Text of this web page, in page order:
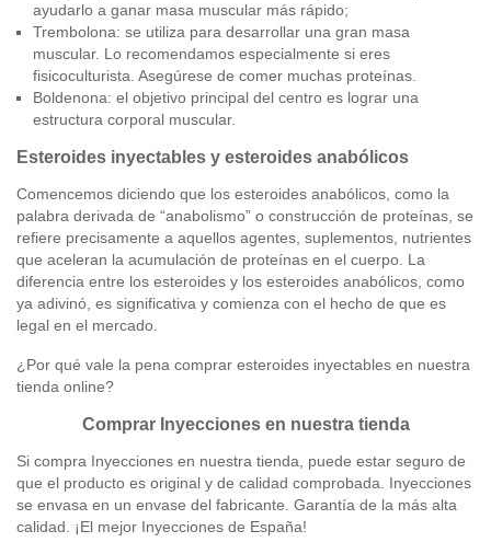
ayudarlo a ganar masa muscular más rápido;
Trembolona: se utiliza para desarrollar una gran masa
muscular. Lo recomendamos especialmente si eres
fisicoculturista. Asegúrese de comer muchas proteínas.
Boldenona: el objetivo principal del centro es lograr una
estructura corporal muscular.
Esteroides inyectables y esteroides anabólicos
Comencemos diciendo que los esteroides anabólicos, como la
palabra derivada de “anabolismo” o construcción de proteínas, se
refiere precisamente a aquellos agentes, suplementos, nutrientes
que aceleran la acumulación de proteínas en el cuerpo. La
diferencia entre los esteroides y los esteroides anabólicos, como
ya adivinó, es significativa y comienza con el hecho de que es
legal en el mercado.
¿Por qué vale la pena comprar esteroides inyectables en nuestra
tienda online?
Comprar Inyecciones en nuestra tienda
Si compra Inyecciones en nuestra tienda, puede estar seguro de
que el producto es original y de calidad comprobada. Inyecciones
se envasa en un envase del fabricante. Garantía de la más alta
calidad. ¡El mejor Inyecciones de España!